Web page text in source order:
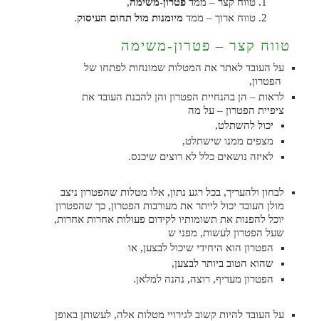
טווח ארוך – ממד מיומנות מול תחום העיסוק.
טווח קצר – פטרון-משימה
על העובד לאתר את המטלות שמונחות לפתחו של
הפטרון,
לראות – הן בהנחיית הפטרון והן להבנת העובד את
ציפיית הפטרון – על מה
יכול להשתלט,
מצפים ממנו שישתלט,
לאיזה נושאים כלל לא רוצים שיכנס.
לבחון ולהעריך, בכל רגע נתון, אלו מטלות שהפטרון ניצב
מולן העובד יכול לייתר את מעורבות הפטרון, כך שהפטרון
יוכל להפנות את תשומותיו לקידום פעולות אחרות אחרות,
שעל הפטרון לעשות, מפני ש
הפטרון הוא היחידי שיכול לבצען, או
שהוא הטוב ביותר לבצען,
הפטרון מעדיף, רוצה, נהנה למלאן.
על העובד להיות קשוב לגירויי מטלות אלה, לעשותן באופן